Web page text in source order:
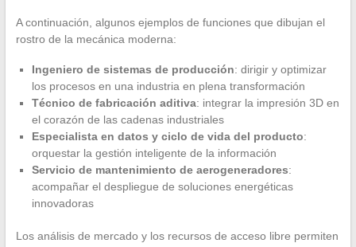
A continuación, algunos ejemplos de funciones que dibujan el
rostro de la mecánica moderna:
Ingeniero de sistemas de producción: dirigir y optimizar
los procesos en una industria en plena transformación
Técnico de fabricación aditiva: integrar la impresión 3D en
el corazón de las cadenas industriales
Especialista en datos y ciclo de vida del producto:
orquestar la gestión inteligente de la información
Servicio de mantenimiento de aerogeneradores:
acompañar el despliegue de soluciones energéticas
innovadoras
Los análisis de mercado y los recursos de acceso libre permiten